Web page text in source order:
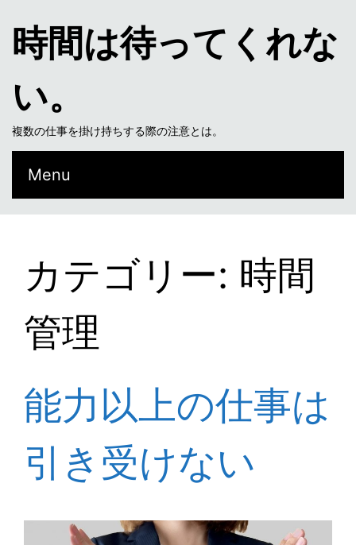
時間は待ってくれな
い。
複数の仕事を掛け持ちする際の注意とは。
Menu
カテゴリー: 時間
管理
能力以上の仕事は
引き受けない